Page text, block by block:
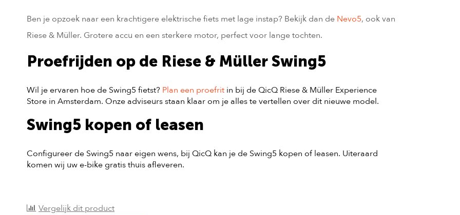
Ben je opzoek naar een krachtigere elektrische fiets met lage instap? Bekijk dan de Nevo5, ook van
Riese & Müller. Grotere accu en een sterkere motor, perfect voor lange tochten.
Proefrijden op de Riese & Müller Swing5
Wil je ervaren hoe de Swing5 fietst? Plan een proefrit in bij de QicQ Riese & Müller Experience
Store in Amsterdam. Onze adviseurs staan klaar om je alles te vertellen over dit nieuwe model.
Swing5 kopen of leasen
Configureer de Swing5 naar eigen wens, bij QicQ kan je de Swing5 kopen of leasen. Uiteraard
komen wij uw e-bike gratis thuis afleveren.
Vergelijk dit product